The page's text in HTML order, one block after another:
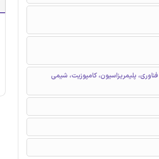
پلیمریزاسیون، کامپوزیت، شیمی